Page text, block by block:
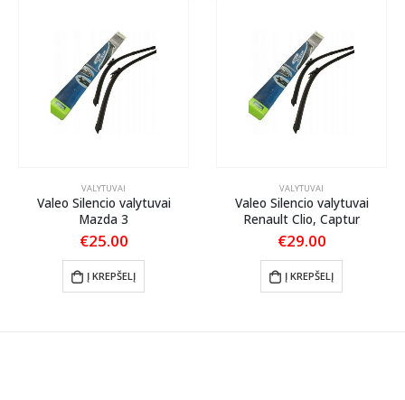
VALYTUVAI
Valeo Silencio valytuvai
Mazda 3
€25.00
Į KREPŠELĮ
VALYTUVAI
Valeo Silencio valytuvai
Renault Clio, Captur
€29.00
Į KREPŠELĮ